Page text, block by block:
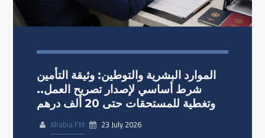
الموارد البشرية والتوطين: وثيقة التأمين
شرط أساسي لإصدار تصريح العمل..
وتغطية للمستحقات حتى 20 ألف درهم
Alrabia FM
23 July 2026